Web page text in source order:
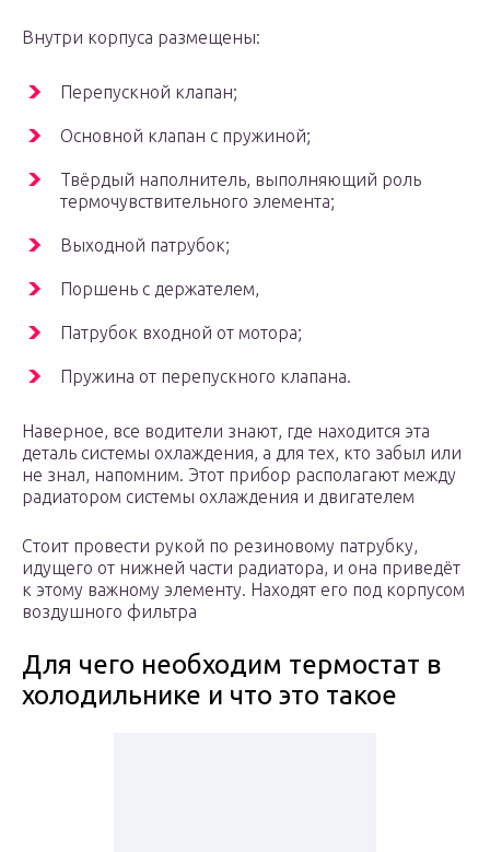
Внутри корпуса размещены:
Перепускной клапан;
Основной клапан с пружиной;
Твёрдый наполнитель, выполняющий роль
термочувствительного элемента;
Выходной патрубок;
Поршень с держателем,
Патрубок входной от мотора;
Пружина от перепускного клапана.
Наверное, все водители знают, где находится эта
деталь системы охлаждения, а для тех, кто забыл или
не знал, напомним. Этот прибор располагают между
радиатором системы охлаждения и двигателем
Стоит провести рукой по резиновому патрубку,
идущего от нижней части радиатора, и она приведёт
к этому важному элементу. Находят его под корпусом
воздушного фильтра
Для чего необходим термостат в
холодильнике и что это такое